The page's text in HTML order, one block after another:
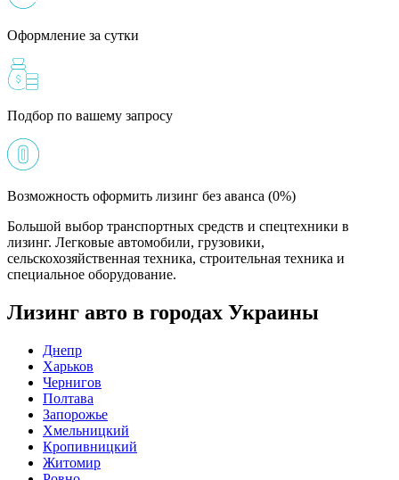
Оформление за сутки
Подбор по вашему запросу
Возможность оформить лизинг без аванса (0%)
Большой выбор транспортных средств и спецтехники в
лизинг. Легковые автомобили, грузовики,
сельскохозяйственная техника, строительная техника и
специальное оборудование.
Лизинг авто в городах Украины
Днепр
Харьков
Чернигов
Полтава
Запорожье
Хмельницкий
Кропивницкий
Житомир